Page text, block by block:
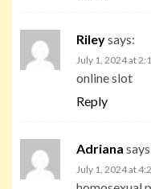
Rileysays:
July 1, 2024 at
online slot
Reply
Adriana
July 1, 2024 at